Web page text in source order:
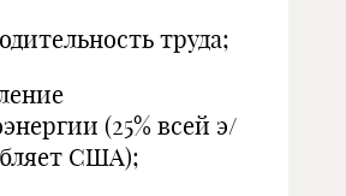
труда;
(25% всей э/
США);